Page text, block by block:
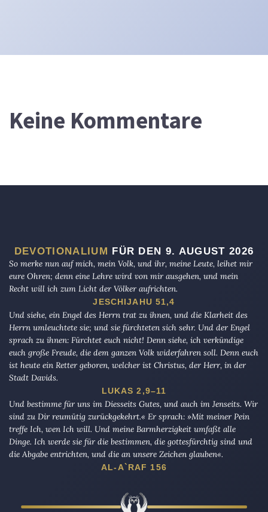
Keine Kommentare
DEVOTIONALIUM FÜR DEN 9. AUGUST 2026
So merke nun auf mich, mein Volk, und ihr, meine Leute, leihet mir
eure Ohren; denn eine Lehre wird von mir ausgehen, und mein
Recht will ich zum Licht der Völker aufrichten.
JESCHIJAHU 51,4
Und siehe, ein Engel des Herrn trat zu ihnen, und die Klarheit des
Herrn umleuchtete sie; und sie fürchteten sich sehr. Und der Engel
sprach zu ihnen: Fürchtet euch nicht! Denn siehe, ich verkündige
euch große Freude, die dem ganzen Volk widerfahren soll. Denn euch
ist heute ein Retter geboren, welcher ist Christus, der Herr, in der
Stadt Davids.
LUKAS 2,9–11
Und bestimme für uns im Diesseits Gutes, und auch im Jenseits. Wir
sind zu Dir reumütig zurückgekehrt.« Er sprach: »Mit meiner Pein
treffe Ich, wen Ich will. Und meine Barmherzigkeit umfaßt alle
Dinge. Ich werde sie für die bestimmen, die gottesfürchtig sind und
die Abgabe entrichten, und die an unsere Zeichen glauben«.
AL-A`RAF 156